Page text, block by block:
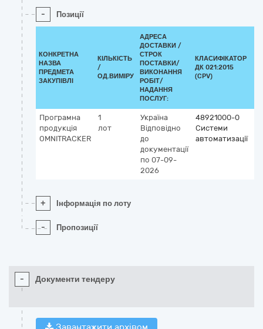
- Позиції
КОНКРЕТНА
НАЗВА
ПРЕДМЕТА
ЗАКУПІВЛІ
КІЛЬКІСТЬ
/
ОД.ВИМІРУ
АДРЕСА
ДОСТАВКИ /
СТРОК
ПОСТАВКИ/
ВИКОНАННЯ
РОБІТ/
НАДАННЯ
ПОСЛУГ:
КЛАСИФІКАТОР
ДК 021:2015
(CPV)
Програмна
продукція
OMNITRACKER
1
лот
Україна
Відповідно
до
документації
по 07-09-
2026
48921000-0
Системи
автоматизації
+ Інформація по лоту
- Пропозиції
- Документи тендеру